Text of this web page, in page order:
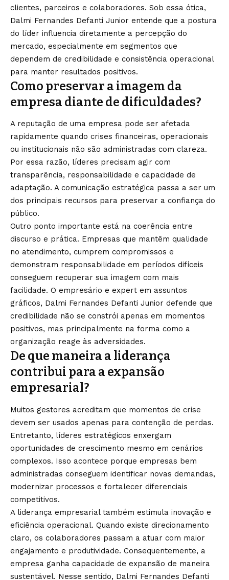
clientes, parceiros e colaboradores. Sob essa ótica,
Dalmi Fernandes Defanti Junior entende que a postura
do líder influencia diretamente a percepção do
mercado, especialmente em segmentos que
dependem de credibilidade e consistência operacional
para manter resultados positivos.
Como preservar a imagem da
empresa diante de dificuldades?
A reputação de uma empresa pode ser afetada
rapidamente quando crises financeiras, operacionais
ou institucionais não são administradas com clareza.
Por essa razão, líderes precisam agir com
transparência, responsabilidade e capacidade de
adaptação. A comunicação estratégica passa a ser um
dos principais recursos para preservar a confiança do
público.
Outro ponto importante está na coerência entre
discurso e prática. Empresas que mantêm qualidade
no atendimento, cumprem compromissos e
demonstram responsabilidade em períodos difíceis
conseguem recuperar sua imagem com mais
facilidade. O empresário e expert em assuntos
gráficos, Dalmi Fernandes Defanti Junior defende que
credibilidade não se constrói apenas em momentos
positivos, mas principalmente na forma como a
organização reage às adversidades.
De que maneira a liderança
contribui para a expansão
empresarial?
Muitos gestores acreditam que momentos de crise
devem ser usados apenas para contenção de perdas.
Entretanto, líderes estratégicos enxergam
oportunidades de crescimento mesmo em cenários
complexos. Isso acontece porque empresas bem
administradas conseguem identificar novas demandas,
modernizar processos e fortalecer diferenciais
competitivos.
A liderança empresarial também estimula inovação e
eficiência operacional. Quando existe direcionamento
claro, os colaboradores passam a atuar com maior
engajamento e produtividade. Consequentemente, a
empresa ganha capacidade de expansão de maneira
sustentável. Nesse sentido, Dalmi Fernandes Defanti